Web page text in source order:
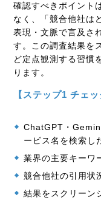
確認すべきポイント
なく、「競合他社は
表現・文脈で言及さ
す。この調査結果を
ど定点観測する習慣
ります。
【ステップ1 チェ
ChatGPT・
ービス名を検索し
業界の主要キーワ
競合他社の引用状
結果をスクリーン